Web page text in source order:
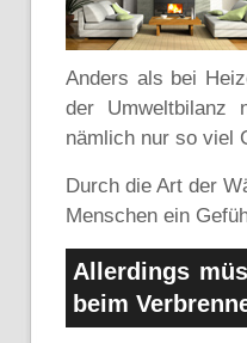
Anders als bei
der Umweltbilanz
nämlich nur so viel
Durch die Art der
Menschen ein
Allerdings
beim